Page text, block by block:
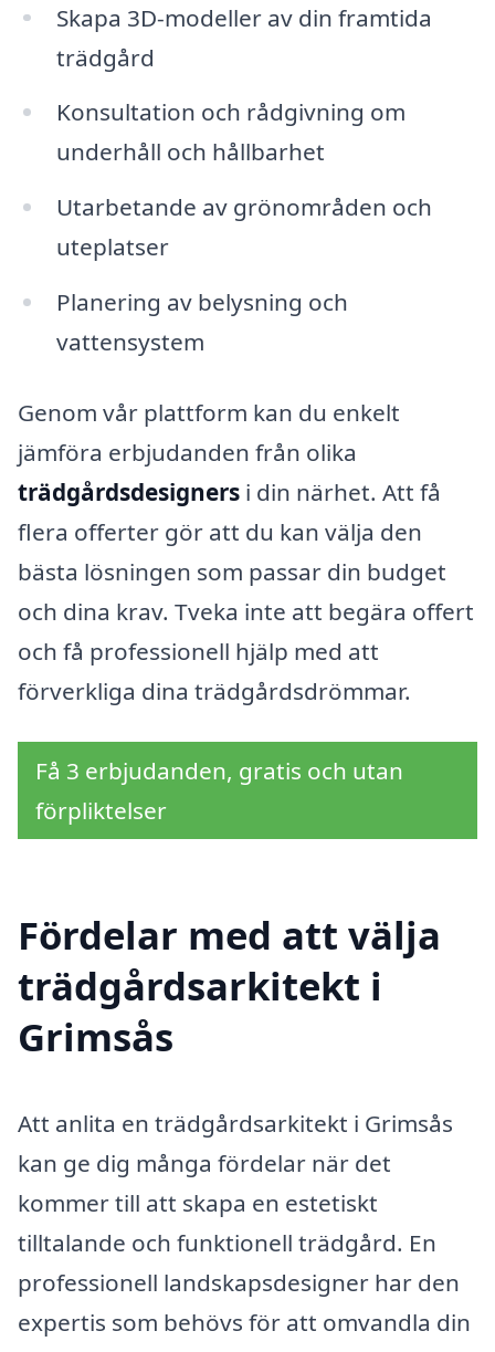
Skapa 3D-modeller av din framtida
trädgård
Konsultation och rådgivning om
underhåll och hållbarhet
Utarbetande av grönområden och
uteplatser
Planering av belysning och
vattensystem
Genom vår plattform kan du enkelt
jämföra erbjudanden från olika
trädgårdsdesigners i din närhet. Att få
flera offerter gör att du kan välja den
bästa lösningen som passar din budget
och dina krav. Tveka inte att begära offert
och få professionell hjälp med att
förverkliga dina trädgårdsdrömmar.
Få 3 erbjudanden, gratis och utan
förpliktelser
Fördelar med att välja
trädgårdsarkitekt i
Grimsås
Att anlita en trädgårdsarkitekt i Grimsås
kan ge dig många fördelar när det
kommer till att skapa en estetiskt
tilltalande och funktionell trädgård. En
professionell landskapsdesigner har den
expertis som behövs för att omvandla din